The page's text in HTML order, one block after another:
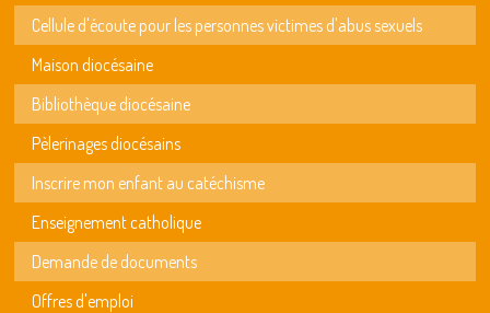
Cellule d'écoute pour les personnes victimes d'abus sexuels
Maison diocésaine
Bibliothèque diocésaine
Pèlerinages diocésains
Inscrire mon enfant au catéchisme
Enseignement catholique
Demande de documents
Offres d'emploi